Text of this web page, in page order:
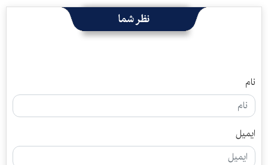
نظر شما
نام
ایمیل